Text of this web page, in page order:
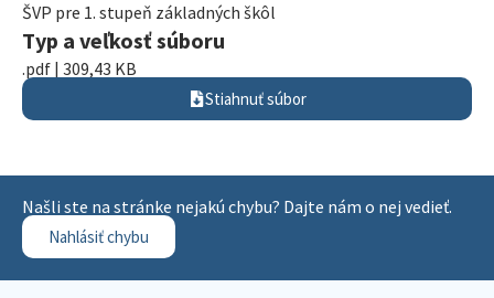
ŠVP pre 1. stupeň základných škôl
Typ a veľkosť súboru
.pdf | 309,43 KB
Stiahnuť súbor
Našli ste na stránke nejakú chybu? Dajte nám o nej vedieť.
Nahlásiť chybu